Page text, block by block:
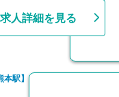
円
師
※前年度実績
求人詳細を見る
本駅】